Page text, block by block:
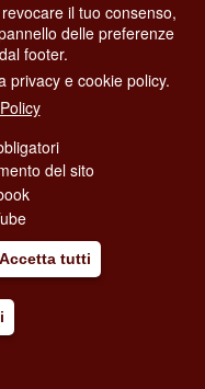
06 06 08
il tuo consenso,
delle preferenze
footer.
privacy e cookie policy.
del sito
Accetta tutti